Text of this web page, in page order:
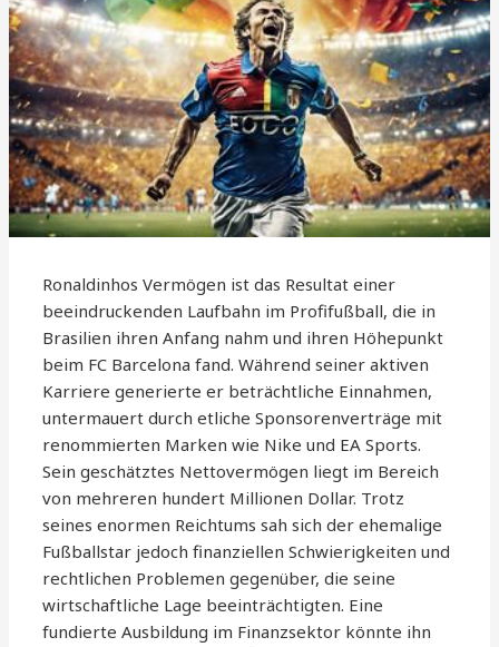
Ronaldinhos Vermögen ist das Resultat einer
beeindruckenden Laufbahn im Profifußball, die in
Brasilien ihren Anfang nahm und ihren Höhepunkt
beim FC Barcelona fand. Während seiner aktiven
Karriere generierte er beträchtliche Einnahmen,
untermauert durch etliche Sponsorenverträge mit
renommierten Marken wie Nike und EA Sports.
Sein geschätztes Nettovermögen liegt im Bereich
von mehreren hundert Millionen Dollar. Trotz
seines enormen Reichtums sah sich der ehemalige
Fußballstar jedoch finanziellen Schwierigkeiten und
rechtlichen Problemen gegenüber, die seine
wirtschaftliche Lage beeinträchtigten. Eine
fundierte Ausbildung im Finanzsektor könnte ihn